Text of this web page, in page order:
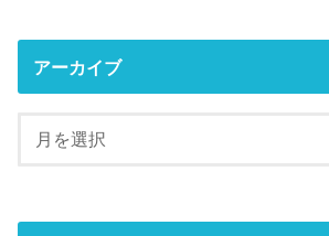
アーカイブ